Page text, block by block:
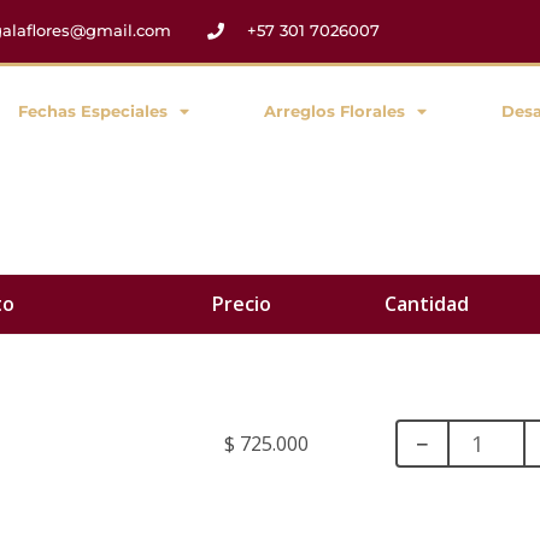
+57 301 7026007
Fechas Especiales Arreglos Florales
Precio Cantidad
$ 725.000 −
Vuela
Alto
cantidad